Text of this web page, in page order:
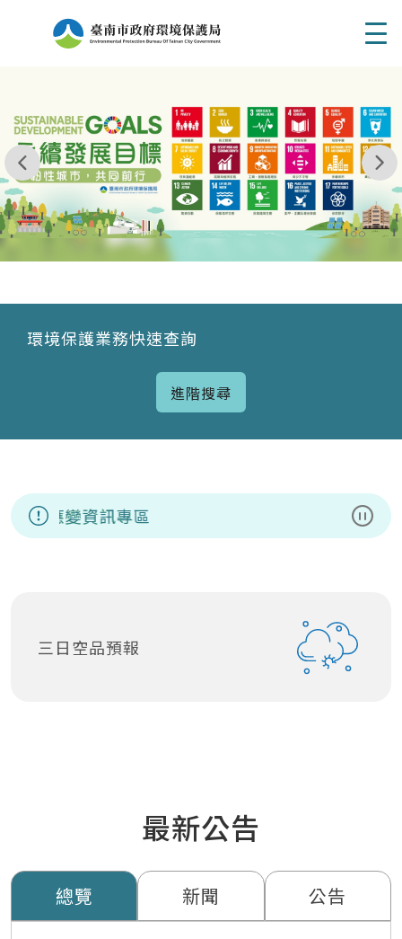
環境保護業務快速查詢
進階搜尋
暫停
瘟應變資訊專區
三日空品預報
最新公告
總覽 新聞 公告